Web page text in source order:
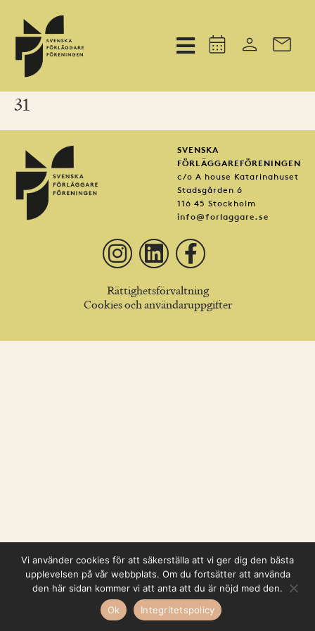
31
SVENSKA
FÖRLÄGGAREFÖRENINGEN
c/o A house Katarinahuset
Stadsgården 6
116 45 Stockholm
info@forlaggare.se
Rättighetsförvaltning
Cookies och användaruppgifter
Vi använder cookies för att säkerställa att vi ger dig den bästa
upplevelsen på vår webbplats. Om du fortsätter att använda
den här sidan kommer vi att anta att du är nöjd med den.
Ok
Integritetspolicy